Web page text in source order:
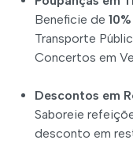
Beneficie de
Transporte
Concertos em
Descontos em
Saboreie
desconto em